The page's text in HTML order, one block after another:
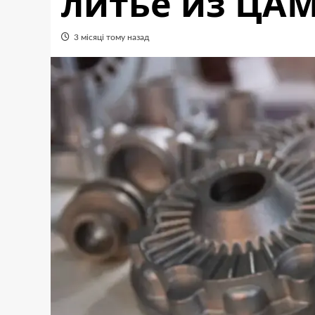
3 місяці тому назад